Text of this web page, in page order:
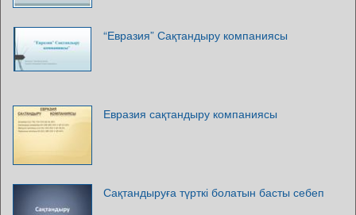
“Евразия” Сақтандыру компаниясы
Евразия сақтандыру компаниясы
Сақтандыруға түрткі болатын басты себеп